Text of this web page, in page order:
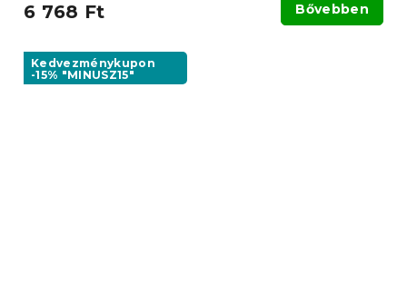
6 768 Ft Bővebben
Kedvezménykupon
-15% "MINUSZ15"